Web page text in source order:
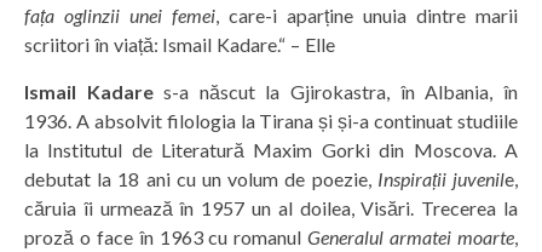
fața oglinzii unei femei, care-i aparține unuia dintre marii
scriitori în viață: Ismail Kadare.“ – Elle
Ismail Kadares-a născut la Gjirokastra, în Albania, în
1936. A absolvit filologia la Tirana și și-a continuat studiile
la Institutul de Literatură Maxim Gorki din Moscova. A
debutat la 18 ani cu un volum de poezie, Inspirații juvenile,
căruia îi urmează în 1957 un al doilea, Visări. Trecerea la
proză o face în 1963 cu romanulGeneralul armatei moarte,